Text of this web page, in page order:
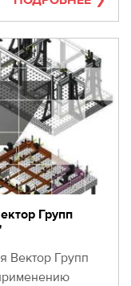
Групп
Вектор Групп